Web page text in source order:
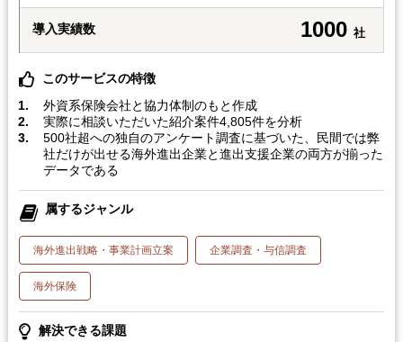
導入実績数 1000 社
このサービスの特徴
外資系保険会社と協力体制のもと作成
実際に相談いただいた紹介案件4,805件を分析
500社超への独自のアンケート調査に基づいた、民間では弊
社だけが出せる海外進出企業と進出支援企業の両方が揃った
データである
属するジャンル
海外進出戦略・事業計画立案 企業調査・与信調査
海外保険
解決できる課題